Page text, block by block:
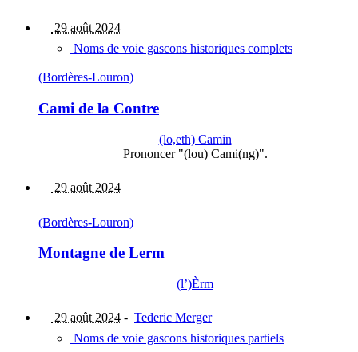
29 août 2024
Noms de voie gascons historiques complets
(Bordères-Louron)
Cami de la Contre
(lo,eth) Camin
Prononcer "(lou) Cami(ng)".
29 août 2024
(Bordères-Louron)
Montagne de Lerm
(l’)Èrm
29 août 2024 - Tederic Merger
Noms de voie gascons historiques partiels